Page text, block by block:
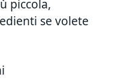
piccola,
se volete